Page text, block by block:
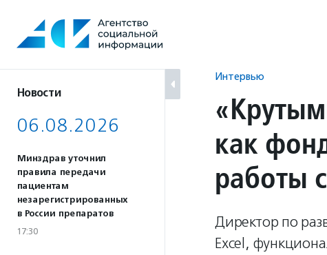
содержанию
Новости
06.08.2026
Минздрав уточнил
правила передачи
пациентам
незарегистрированных
в России препаратов
17:30
Интервью
как
работы
Директор по
Excel,